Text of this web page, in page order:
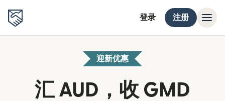
登录 注册
迎新优惠
汇 AUD，收 GMD